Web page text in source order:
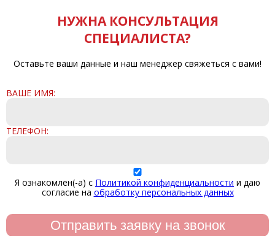
НУЖНА КОНСУЛЬТАЦИЯ
СПЕЦИАЛИСТА?
Оставьте ваши данные и наш менеджер свяжеться с вами!
ВАШЕ ИМЯ:
ТЕЛЕФОН:
Я ознакомлен(-а) с Политикой конфиденциальности и даю
согласие на обработку персональных данных